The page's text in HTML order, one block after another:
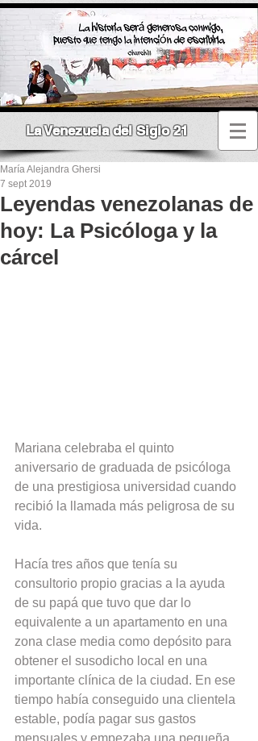
La Venezuela del Siglo 21
Leyendas venezolanas de
hoy: La Psicóloga y la
cárcel
María Alejandra Ghersi
7 sept 2019
Mariana celebraba el quinto
aniversario de graduada de psicóloga
de una prestigiosa universidad cuando
recibió la llamada más peligrosa de su
vida.
Hacía tres años que tenía su
consultorio propio gracias a la ayuda
de su papá que tuvo que dar lo
equivalente a un apartamento en una
zona clase media como depósito para
obtener el susodicho local en una
importante clínica de la ciudad. En ese
tiempo había conseguido una clientela
estable, podía pagar sus gastos
mensuales y empezaba una pequeña